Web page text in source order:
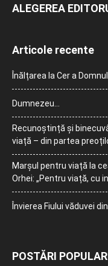
ALEGEREA
Articole recente
Înălțarea la Cer a
Dumnezeu…
Recunoștință și
viață – din partea
Marșul pentru viață la
Orhei: „Pentru viață, cu
Învierea Fiului văduvei
POSTĂRI